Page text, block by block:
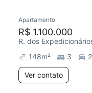
Apartamento
R$ 1.100.000
R. dos
148m² 3 2
Ver contato